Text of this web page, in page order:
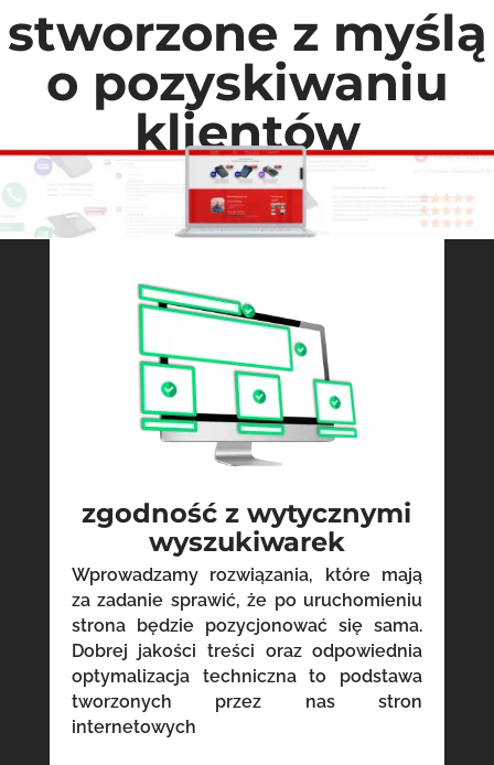
stworzone z myślą
o pozyskiwaniu
klientów
zgodność z wytycznymi
wyszukiwarek
Wprowadzamy rozwiązania, które mają
za zadanie sprawić, że po uruchomieniu
strona będzie pozycjonować się sama.
Dobrej jakości treści oraz odpowiednia
optymalizacja techniczna to podstawa
tworzonych przez nas stron
internetowych